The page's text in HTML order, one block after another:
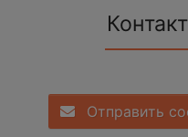
Отправить